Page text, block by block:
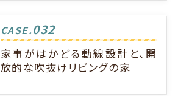
CASE.032
家事がはかどる動線設計と、開
放的な吹抜けリビングの家